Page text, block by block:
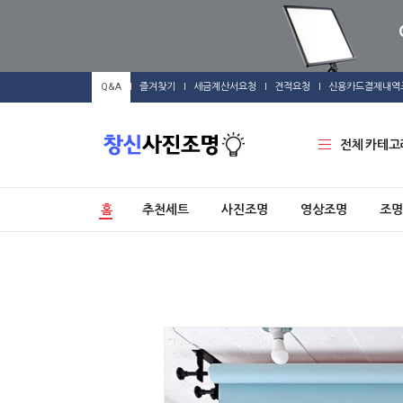
Q&A 즐겨찾기 세금계산서요청 견적요청 신용카드결제내역
전체 카테고
홈 추천세트 사진조명 영상조명 조